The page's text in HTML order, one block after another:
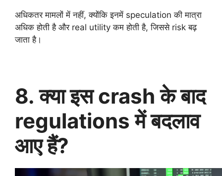
अधिकतर मामलों में नहीं, क्योंकि इनमें speculation की मात्रा
अधिक होती है और real utility कम होती है, जिससे risk बढ़
जाता है।
8. क्या इस crash के बाद
regulations में बदलाव
आए हैं?